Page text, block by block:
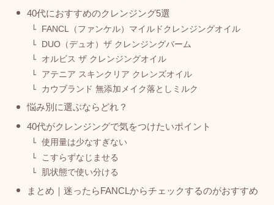
40代におすすめのクレンジング5選
FANCL（ファンケル）マイルドクレンジングオイル
DUO（デュオ）ザ クレンジングバーム
オルビス ザ クレンジングオイル
アテニア スキンクリア クレンズオイル
カウブランド 無添加メイク落としミルク
悩み別に選ぶならどれ？
40代がクレンジングで気をつけたいポイント
使用量は少なすぎない
こすらずなじませる
肌状態で使い分ける
まとめ｜迷ったらFANCLからチェックするのがおすすめ